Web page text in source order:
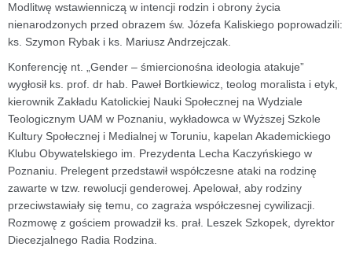
Modlitwę wstawienniczą w intencji rodzin i obrony życia
nienarodzonych przed obrazem św. Józefa Kaliskiego poprowadzili:
ks. Szymon Rybak i ks. Mariusz Andrzejczak.
Konferencję nt. „Gender – śmiercionośna ideologia atakuje”
wygłosił ks. prof. dr hab. Paweł Bortkiewicz, teolog moralista i etyk,
kierownik Zakładu Katolickiej Nauki Społecznej na Wydziale
Teologicznym UAM w Poznaniu, wykładowca w Wyższej Szkole
Kultury Społecznej i Medialnej w Toruniu, kapelan Akademickiego
Klubu Obywatelskiego im. Prezydenta Lecha Kaczyńskiego w
Poznaniu. Prelegent przedstawił współczesne ataki na rodzinę
zawarte w tzw. rewolucji genderowej. Apelował, aby rodziny
przeciwstawiały się temu, co zagraża współczesnej cywilizacji.
Rozmowę z gościem prowadził ks. prał. Leszek Szkopek, dyrektor
Diecezjalnego Radia Rodzina.